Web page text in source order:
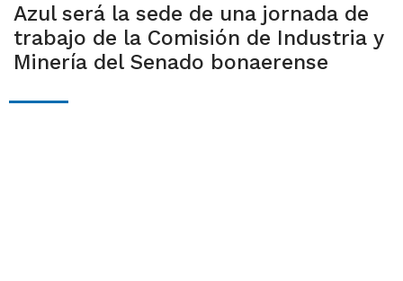
Azul será la sede de una jornada de
trabajo de la Comisión de Industria y
Minería del Senado bonaerense